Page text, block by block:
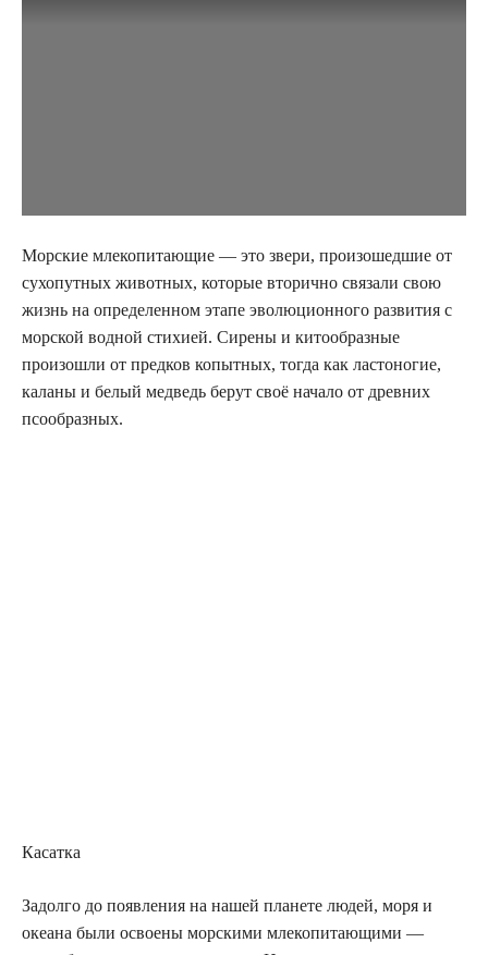
Морские млекопитающие — это звери, произошедшие от
сухопутных животных, которые вторично связали свою
жизнь на определенном этапе эволюционного развития с
морской водной стихией. Сирены и китообразные
произошли от предков копытных, тогда как ластоногие,
каланы и белый медведь берут своё начало от древних
псообразных.
Касатка
Задолго до появления на нашей планете людей, моря и
океана были освоены морскими млекопитающими —